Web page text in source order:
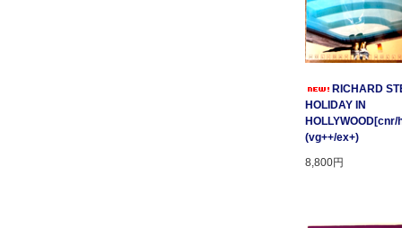
RICHARD
HOLIDAY IN
(vg++/ex+)
8,800円